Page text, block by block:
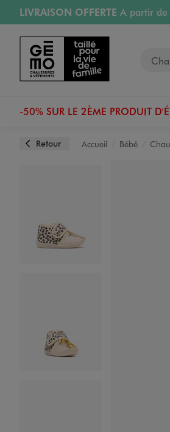
Aller au contenu principal
Aller à la navigation
LIVRAISON OFFERTE A partir
RETRAIT ET LIVRAISON OFFERTE
RÉSERVATION GRATUITE
4h en
Retours OFFERTSpendant 30
-50% SUR LE 2ÈME PRODUIT
Retour Accueil Bébé